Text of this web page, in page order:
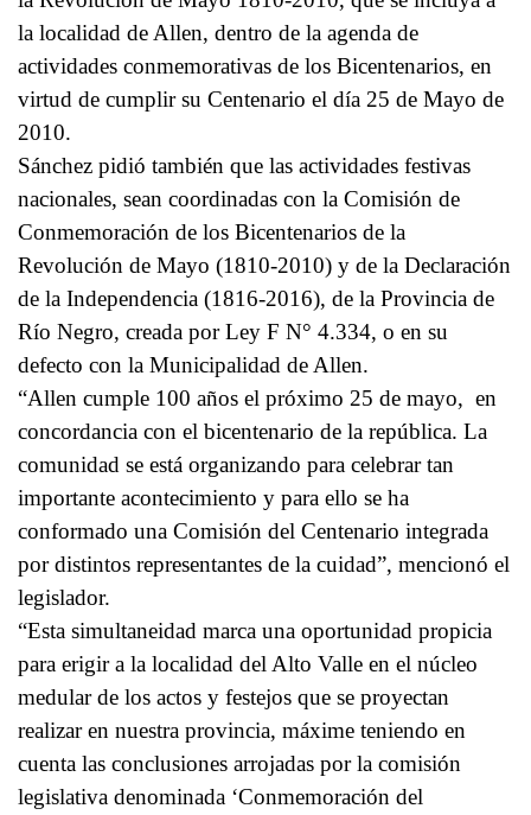
la localidad de Allen, dentro de la agenda de
actividades conmemorativas de los Bicentenarios, en
virtud de cumplir su Centenario el día 25 de Mayo de
2010.
Sánchez pidió también que las actividades festivas
nacionales, sean coordinadas con la Comisión de
Conmemoración de los Bicentenarios de la
Revolución de Mayo (1810-2010) y de la Declaración
de la Independencia (1816-2016), de la Provincia de
Río Negro, creada por Ley F N° 4.334, o en su
defecto con la Municipalidad de Allen.
“Allen cumple 100 años el próximo 25 de mayo, en
concordancia con el bicentenario de la república. La
comunidad se está organizando para celebrar tan
importante acontecimiento y para ello se ha
conformado una Comisión del Centenario integrada
por distintos representantes de la cuidad”, mencionó el
legislador.
“Esta simultaneidad marca una oportunidad propicia
para erigir a la localidad del Alto Valle en el núcleo
medular de los actos y festejos que se proyectan
realizar en nuestra provincia, máxime teniendo en
cuenta las conclusiones arrojadas por la comisión
legislativa denominada ‘Conmemoración del